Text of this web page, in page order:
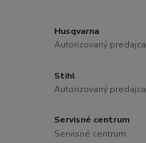
Husqvarna
Autorizovaný predajca
Stihl
Autorizovaný predajca
Servisné centrum
Servisné centrum